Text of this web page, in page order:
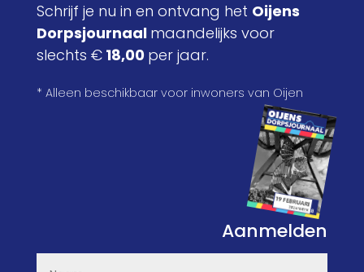
Schrijf je nu in en ontvang het Oijens
Dorpsjournaal maandelijks voor
slechts €18,00 per jaar.
* Alleen beschikbaar voor inwoners van Oijen
Aanmelden